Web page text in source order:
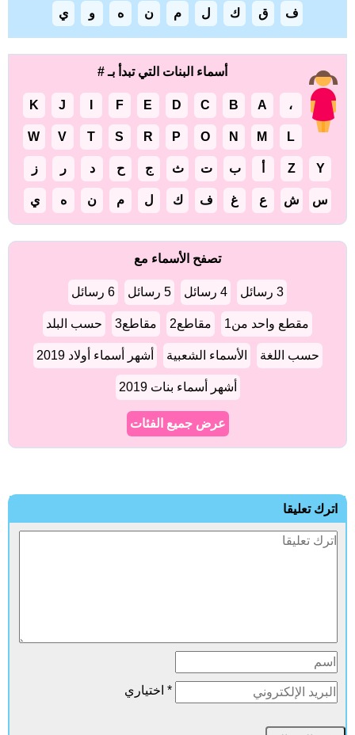
ق ك
أسماء البنات التي تبدأ بـ #
، B
D
W
ت ث
ش ع ف ك
تصفح الأسماء مع
4 رسائل 5 رسائل 6 رسائل
مقطع واحد من1 مقاطع2 مقاطع3 حسب البلد
حسب اللغة الأسماء الشعبية أشهر أسماء أولاد 2019
أشهر أسماء بنات 2019
عرض جميع الفئات
تعليقا
* اختياري